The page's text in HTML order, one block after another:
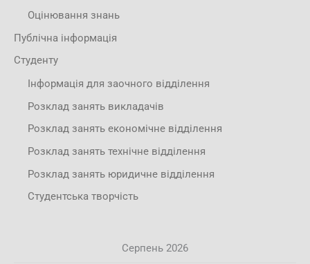
Оцінювання знань
Публічна інформація
Студенту
Інформація для заочного відділення
Розклад занять викладачів
Розклад занять економічне відділення
Розклад занять технічне відділення
Розклад занять юридичне відділення
Студентська творчість
Серпень 2026